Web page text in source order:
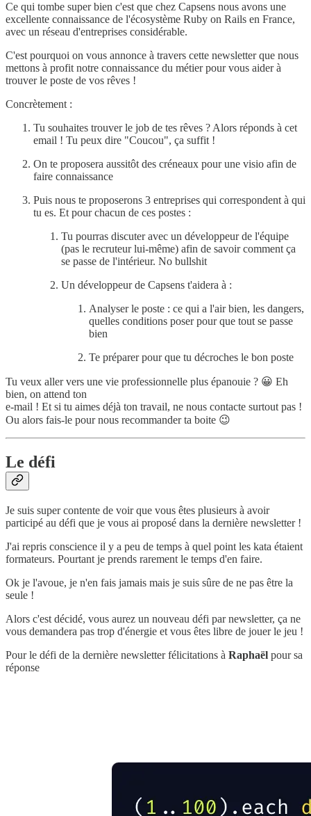
Ce qui tombe super bien c'est que chez Capsens nous avons une
excellente connaissance de l'écosystème Ruby on Rails en France,
avec un réseau d'entreprises considérable.
C'est pourquoi on vous annonce à travers cette newsletter que nous
mettons à profit notre connaissance du métier pour vous aider à
trouver le poste de vos rêves !
Concrètement :
Tu souhaites trouver le job de tes rêves ? Alors réponds à cet
email ! Tu peux dire "Coucou", ça suffit !
On te proposera aussitôt des créneaux pour une visio afin de
faire connaissance
Puis nous te proposerons 3 entreprises qui correspondent à qui
tu es. Et pour chacun de ces postes :
Tu pourras discuter avec un développeur de l'équipe
(pas le recruteur lui-même) afin de savoir comment ça
se passe de l'intérieur. No bullshit
Un développeur de Capsens t'aidera à :
Analyser le poste : ce qui a l'air bien, les dangers,
quelles conditions poser pour que tout se passe
bien
Te préparer pour que tu décroches le bon poste
Tu veux aller vers une vie professionnelle plus épanouie ? 😀 Eh
bien, on attend ton
e-mail ! Et si tu aimes déjà ton travail, ne nous contacte surtout pas !
Ou alors fais-le pour nous recommander ta boite 😉
Le défi
Je suis super contente de voir que vous êtes plusieurs à avoir
participé au défi que je vous ai proposé dans la dernière newsletter !
J'ai repris conscience il y a peu de temps à quel point les kata étaient
formateurs. Pourtant je prends rarement le temps d'en faire.
Ok je l'avoue, je n'en fais jamais mais je suis sûre de ne pas être la
seule !
Alors c'est décidé, vous aurez un nouveau défi par newsletter, ça ne
vous demandera pas trop d'énergie et vous êtes libre de jouer le jeu !
Pour le défi de la dernière newsletter félicitations à Raphaël pour sa
réponse